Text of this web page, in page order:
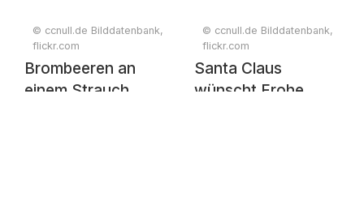
© ccnull.de Bilddatenbank,
flickr.com
Brombeeren an
einem Strauch
© ccnull.de Bilddatenbank,
flickr.com
Santa Claus
wünscht Frohe